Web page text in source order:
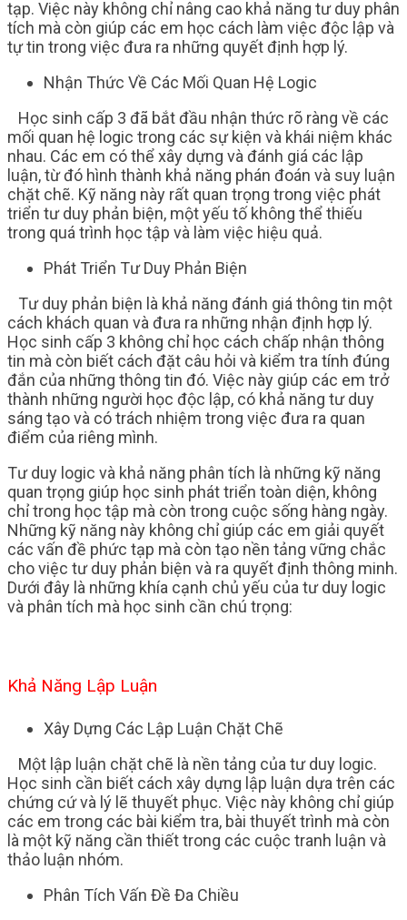
tạp. Việc này không chỉ nâng cao khả năng tư duy phân
tích mà còn giúp các em học cách làm việc độc lập và
tự tin trong việc đưa ra những quyết định hợp lý.
Nhận Thức Về Các Mối Quan Hệ Logic
Học sinh cấp 3 đã bắt đầu nhận thức rõ ràng về các
mối quan hệ logic trong các sự kiện và khái niệm khác
nhau. Các em có thể xây dựng và đánh giá các lập
luận, từ đó hình thành khả năng phán đoán và suy luận
chặt chẽ. Kỹ năng này rất quan trọng trong việc phát
triển tư duy phản biện, một yếu tố không thể thiếu
trong quá trình học tập và làm việc hiệu quả.
Phát Triển Tư Duy Phản Biện
Tư duy phản biện là khả năng đánh giá thông tin một
cách khách quan và đưa ra những nhận định hợp lý.
Học sinh cấp 3 không chỉ học cách chấp nhận thông
tin mà còn biết cách đặt câu hỏi và kiểm tra tính đúng
đắn của những thông tin đó. Việc này giúp các em trở
thành những người học độc lập, có khả năng tư duy
sáng tạo và có trách nhiệm trong việc đưa ra quan
điểm của riêng mình.
Tư duy logic và khả năng phân tích là những kỹ năng
quan trọng giúp học sinh phát triển toàn diện, không
chỉ trong học tập mà còn trong cuộc sống hàng ngày.
Những kỹ năng này không chỉ giúp các em giải quyết
các vấn đề phức tạp mà còn tạo nền tảng vững chắc
cho việc tư duy phản biện và ra quyết định thông minh.
Dưới đây là những khía cạnh chủ yếu của tư duy logic
và phân tích mà học sinh cần chú trọng:
Khả Năng Lập Luận
Xây Dựng Các Lập Luận Chặt Chẽ
Một lập luận chặt chẽ là nền tảng của tư duy logic.
Học sinh cần biết cách xây dựng lập luận dựa trên các
chứng cứ và lý lẽ thuyết phục. Việc này không chỉ giúp
các em trong các bài kiểm tra, bài thuyết trình mà còn
là một kỹ năng cần thiết trong các cuộc tranh luận và
thảo luận nhóm.
Phân Tích Vấn Đề Đa Chiều